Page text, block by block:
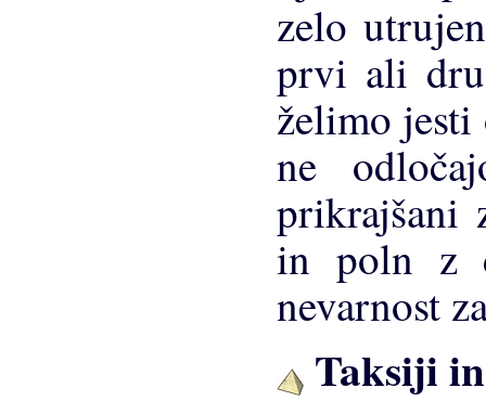
zelo
prvi ali
želimo
ne
prikrajšani
in poln z
nevarnost
Taksiji